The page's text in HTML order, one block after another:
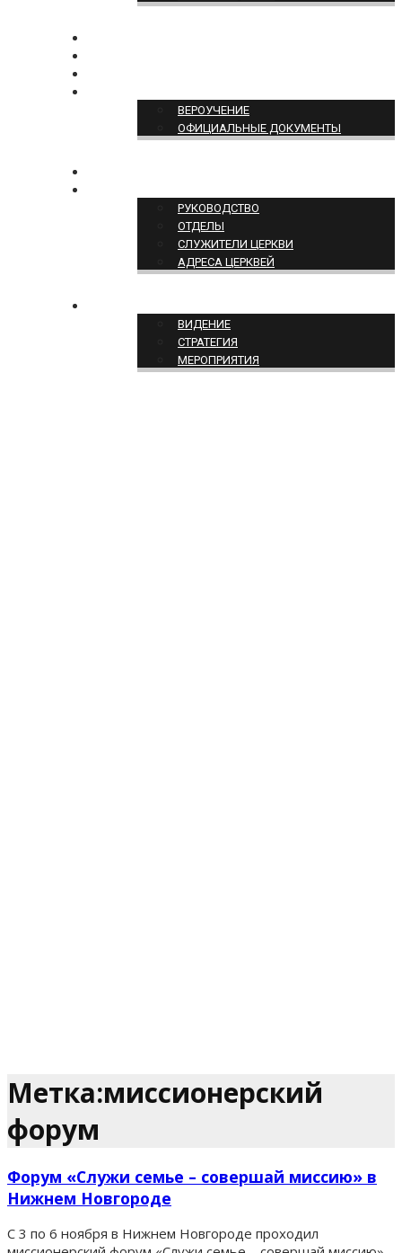
ВЕРОУЧЕНИЕ
ОФИЦИАЛЬНЫЕ ДОКУМЕНТЫ
РУКОВОДСТВО
ОТДЕЛЫ
СЛУЖИТЕЛИ ЦЕРКВИ
АДРЕСА ЦЕРКВЕЙ
ВИДЕНИЕ
СТРАТЕГИЯ
МЕРОПРИЯТИЯ
Метка:миссионерский
форум
Форум «Служи семье – совершай миссию» в
Нижнем Новгороде
С 3 по 6 ноября в Нижнем Новгороде проходил